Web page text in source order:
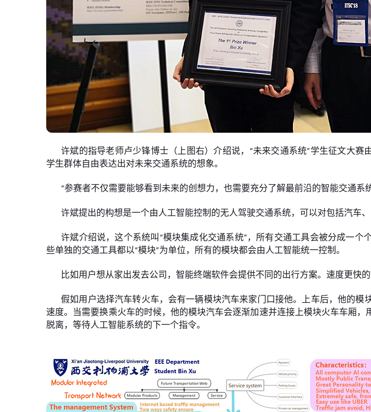
许斌的指导老师卢少锋博士（上图右）介绍说，“未来交通系统”学生征文大
学生群体自由表达出对未来交通系统的想象。
“参赛者不仅需要能够看到未来的创想力，也需要充分了解最前沿的智能交通系
许斌提出的构想是一个由人工智能控制的无人驾驶交通系统，可以对包括汽车
许斌介绍说，这个系统叫“模块集成化交通系统”，所有交通工具会被分成一
些单独的交通工具都以“模块”为单位，所有的模块都会由人工智能统一控制。
比如用户想从家出发去公司，智能终端软件会提供不同的出行方案。速度更快
假如用户选择汽车转火车，会有一辆模块汽车来家门口接他。上车后，他的
速度。当需要换乘火车的时候，他的模块汽车会逐渐加速并连接上模块火车车厢
脱离，等待人工智能系统的下一个指令。